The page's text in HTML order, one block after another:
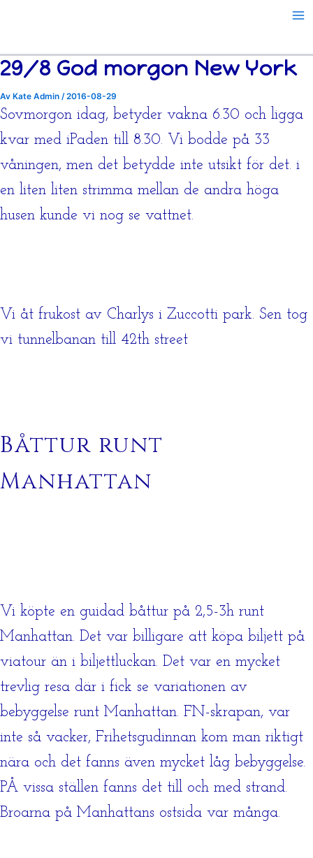
29/8 God morgon New York
Av Kate Admin /2016-08-29
Sovmorgon idag, betyder vakna 6.30 och ligga
kvar med iPaden till 8.30. Vi bodde på 33
våningen, men det betydde inte utsikt för det. i
en liten liten strimma mellan de andra höga
husen kunde vi nog se vattnet.
Vi åt frukost av Charlys i Zuccotti park. Sen tog
vi tunnelbanan till 42th street
Båttur runt
Manhattan
Vi köpte en guidad båttur på 2,5-3h runt
Manhattan. Det var billigare att köpa biljett på
viatour än i biljettluckan. Det var en mycket
trevlig resa där i fick se variationen av
bebyggelse runt Manhattan. FN-skrapan, var
inte så vacker, Frihetsgudinnan kom man riktigt
nära och det fanns även mycket låg bebyggelse.
PÅ vissa ställen fanns det till och med strand.
Broarna på Manhattans ostsida var många.